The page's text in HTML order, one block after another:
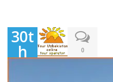
30t
h
Au
0